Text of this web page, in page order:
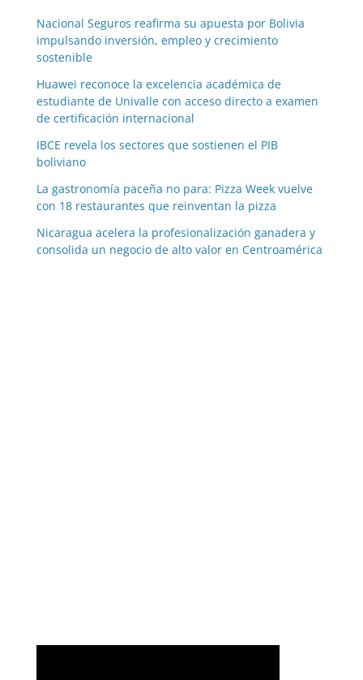
Nacional Seguros reafirma su apuesta por Bolivia
impulsando inversión, empleo y crecimiento
sostenible
Huawei reconoce la excelencia académica de
estudiante de Univalle con acceso directo a examen
de certificación internacional
IBCE revela los sectores que sostienen el PIB
boliviano
La gastronomía paceña no para: Pizza Week vuelve
con 18 restaurantes que reinventan la pizza
Nicaragua acelera la profesionalización ganadera y
consolida un negocio de alto valor en Centroamérica